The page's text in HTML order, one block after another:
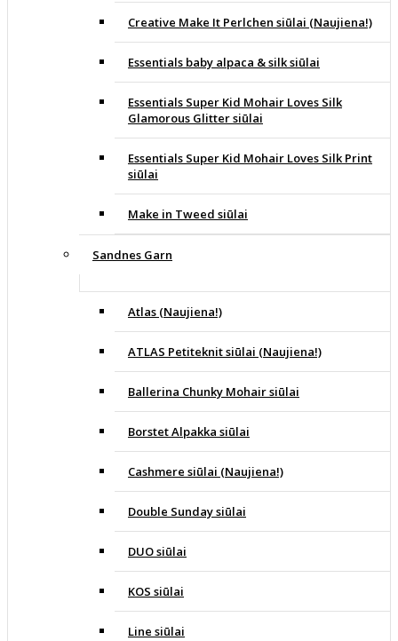
Creative Make It Perlchen siūlai (Naujiena!)
Essentials baby alpaca & silk siūlai
Essentials Super Kid Mohair Loves Silk
Glamorous Glitter siūlai
Essentials Super Kid Mohair Loves Silk Print
siūlai
Make in Tweed siūlai
Sandnes Garn
Atlas (Naujiena!)
ATLAS Petiteknit siūlai (Naujiena!)
Ballerina Chunky Mohair siūlai
Borstet Alpakka siūlai
Cashmere siūlai (Naujiena!)
Double Sunday siūlai
DUO siūlai
KOS siūlai
Line siūlai